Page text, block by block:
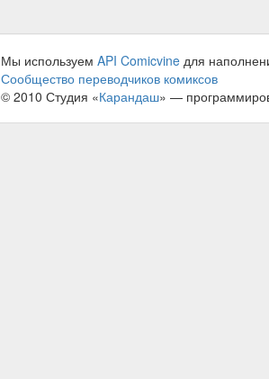
Мы используем API Comicvine для
Сообщество переводчиков комиксов
© 2010 Студия «Карандаш» —